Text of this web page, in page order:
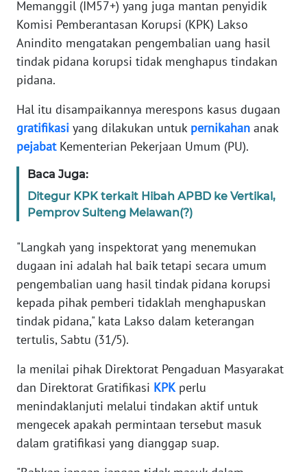
Memanggil (IM57+) yang juga mantan penyidik
Komisi Pemberantasan Korupsi (KPK) Lakso
Anindito mengatakan pengembalian uang hasil
tindak pidana korupsi tidak menghapus tindakan
pidana.
Hal itu disampaikannya merespons kasus dugaan
gratifikasi yang dilakukan untuk pernikahan anak
pejabatKementerian Pekerjaan Umum (PU).
Baca Juga:
Ditegur KPK terkait Hibah APBD ke Vertikal,
Pemprov Sulteng Melawan(?)
"Langkah yang inspektorat yang menemukan
dugaan ini adalah hal baik tetapi secara umum
pengembalian uang hasil tindak pidana korupsi
kepada pihak pemberi tidaklah menghapuskan
tindak pidana," kata Lakso dalam keterangan
tertulis, Sabtu (31/5).
Ia menilai pihak Direktorat Pengaduan Masyarakat
dan Direktorat Gratifikasi KPKperlu
menindaklanjuti melalui tindakan aktif untuk
mengecek apakah permintaan tersebut masuk
dalam gratifikasi yang dianggap suap.
Informasi
BERITA
KONTAK
INFO
IKLAN
KAMI
MEDIA
SIBER
REDAKSI
KARIR
DISCLAIMER
Wahana
News
Regional